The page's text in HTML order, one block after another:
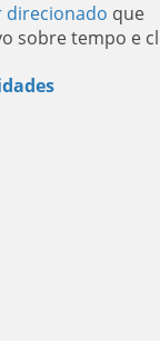
direcionado que
sobre tempo e